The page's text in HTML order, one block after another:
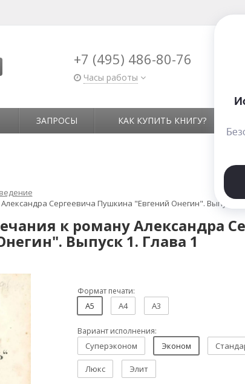
+7 (495) 486-80-76
Часы работы
ЗАПРОСЫ КАК КУПИТЬ КНИГУ?
Сергеевича Пушкина "Евгений Онегин". Выпуск 1.
к роману Александра
Выпуск 1. Глава 1
Формат печати:
A5 A4 A3
Вариант исполнения:
Суперэконом Эконом
Люкс Элит